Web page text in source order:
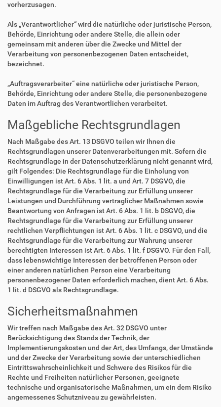
vorherzusagen.
Als „Verantwortlicher“ wird die natürliche oder juristische Person,
Behörde, Einrichtung oder andere Stelle, die allein oder
gemeinsam mit anderen über die Zwecke und Mittel der
Verarbeitung von personenbezogenen Daten entscheidet,
bezeichnet.
„Auftragsverarbeiter“ eine natürliche oder juristische Person,
Behörde, Einrichtung oder andere Stelle, die personenbezogene
Daten im Auftrag des Verantwortlichen verarbeitet.
Maßgebliche Rechtsgrundlagen
Nach Maßgabe des Art. 13 DSGVO teilen wir Ihnen die
Rechtsgrundlagen unserer Datenverarbeitungen mit. Sofern die
Rechtsgrundlage in der Datenschutzerklärung nicht genannt wird,
gilt Folgendes: Die Rechtsgrundlage für die Einholung von
Einwilligungen ist Art. 6 Abs. 1 lit. a und Art. 7 DSGVO, die
Rechtsgrundlage für die Verarbeitung zur Erfüllung unserer
Leistungen und Durchführung vertraglicher Maßnahmen sowie
Beantwortung von Anfragen ist Art. 6 Abs. 1 lit. b DSGVO, die
Rechtsgrundlage für die Verarbeitung zur Erfüllung unserer
rechtlichen Verpflichtungen ist Art. 6 Abs. 1 lit. c DSGVO, und die
Rechtsgrundlage für die Verarbeitung zur Wahrung unserer
berechtigten Interessen ist Art. 6 Abs. 1 lit. f DSGVO. Für den Fall,
dass lebenswichtige Interessen der betroffenen Person oder
einer anderen natürlichen Person eine Verarbeitung
personenbezogener Daten erforderlich machen, dient Art. 6 Abs.
1 lit. d DSGVO als Rechtsgrundlage.
Sicherheitsmaßnahmen
Wir treffen nach Maßgabe des Art. 32 DSGVO unter
Berücksichtigung des Stands der Technik, der
Implementierungskosten und der Art, des Umfangs, der Umstände
und der Zwecke der Verarbeitung sowie der unterschiedlichen
Eintrittswahrscheinlichkeit und Schwere des Risikos für die
Rechte und Freiheiten natürlicher Personen, geeignete
technische und organisatorische Maßnahmen, um ein dem Risiko
angemessenes Schutzniveau zu gewährleisten.